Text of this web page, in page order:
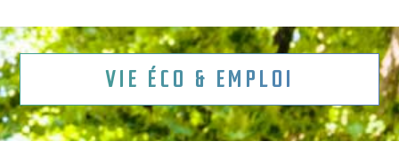
MAIRIE & SERVICES
SANTÉ & SOCIAL
VIE ÉCO & EMPLOI
CULTURE & COMMUNICATION
VIE ÉCO & EMPLOI